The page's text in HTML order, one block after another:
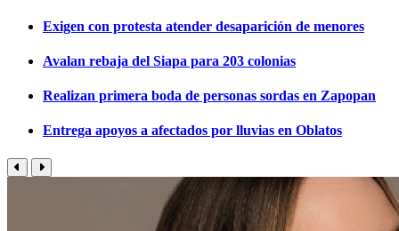
Exigen con protesta atender desaparición de menores
Avalan rebaja del Siapa para 203 colonias
Realizan primera boda de personas sordas en Zapopan
Entrega apoyos a afectados por lluvias en Oblatos